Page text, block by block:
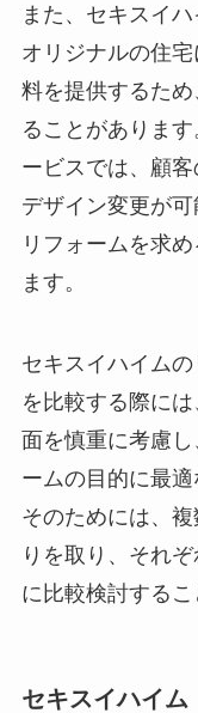
また、セキスイ
オリジナルの住
料を提供するた
ることがありま
ービスでは、顧
デザイン変更が
リフォームを求
ます。
セキスイハイム
を比較する際に
面を慎重に考慮
ームの目的に最適
そのためには、
りを取り、それ
に比較検討するこ
セキスイハイム